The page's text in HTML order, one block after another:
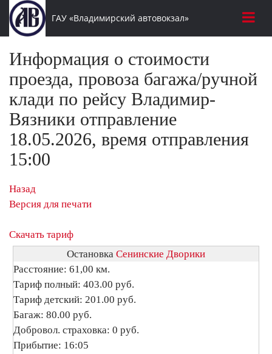
ГАУ «Владимирский автовокзал»
Информация о стоимости
проезда, провоза багажа/ручной
клади по рейсу Владимир-
Вязники отправление
18.05.2026, время отправления
15:00
Назад
Версия для печати
Скачать тариф
Остановка Сенинские Дворики
Расстояние: 61,00 км.
Тариф полный: 403.00 руб.
Тариф детский: 201.00 руб.
Багаж: 80.00 руб.
Добровол. страховка: 0 руб.
Прибытие: 16:05